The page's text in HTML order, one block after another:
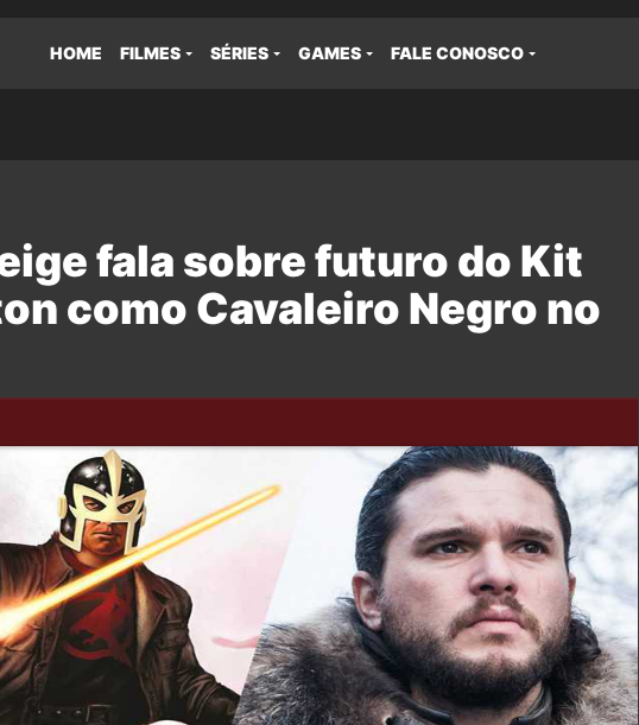
HOME FILMES SÉRIES GAMES FALE CONOSCO
fala sobre futuro do Kit
como Cavaleiro Negro no